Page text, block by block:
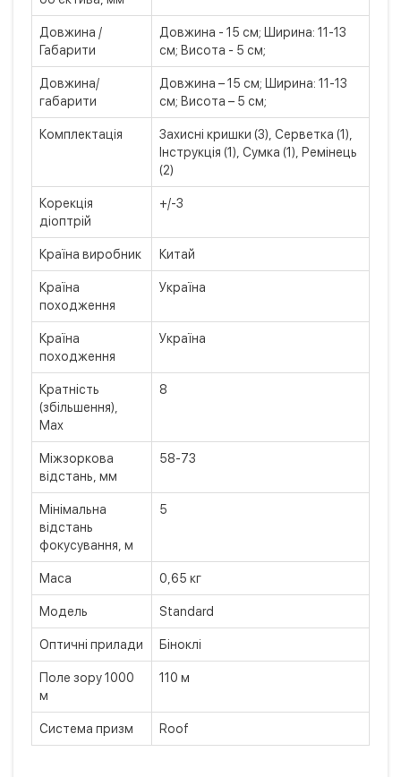
Довжина /
Габарити
Довжина - 15 см; Ширина: 11-13
см; Висота - 5 см;
Довжина/
габарити
Довжина – 15 см; Ширина: 11-13
см; Висота – 5 см;
Комплектація
Захисні кришки (3), Серветка (1),
Інструкція (1), Сумка (1), Ремінець
(2)
Корекція
діоптрій
+/-3
Країна виробник Китай
Країна
походження
Україна
Країна
походження
Україна
Кратність
(збільшення),
Max
8
Міжзоркова
відстань, мм
58-73
Мінімальна
відстань
фокусування, м
5
Маса 0,65 кг
Модель Standard
Оптичні прилади Біноклі
Поле зору 1000
м
110 м
Система призм Roof